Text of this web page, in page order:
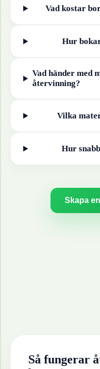
Vad kostar
Hur
Vad händer med
återvinning?
Vilka
Hur
Skapa
Så fungerar